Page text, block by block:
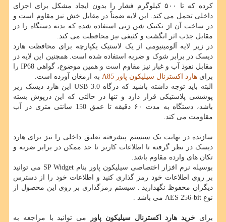
کرده که تا ۵۰۰ کیلوگرم فشار را بدون ایجاد مشکل برای اجزای
داخلی تحمل می کند. این لایه ضمناً در مقابل خش نیز مقاوم است و
در ساخت آن از تکنیک شن زنی استفاده شده که بدنه دستگاه را در
مقابل جذب اثر انگشت و کثیفی نیز محافظت می کند.
در زیر لایه آلومینیومی از یک لاستیک یکپارچه برای محافظت هارد
دیسک در برابر شوک و ضربه استفاده شده است. همچنین این لایه در
مقابل نفوذ آب و غبار نیز مقاوم است و همین موضوع، گواهی IP68 را
برای هارد اکسترنال سیلیکون پاور A85 به ارمغان آورده است.
البته باید توجه داشته باشید که درگاه USB 3.0 این هارد دیسک زیر
پوششی پلاستیکی قرار دارد و تنها در حالتی که این درپوش بسته
باشد، دستگاه به مدت ۶۰ دقیقه تا عمق 150 سانتی متری در آب
مقاومت می کند.
سازنده در نهایت یک سیستم پیشرفته تعلیق داخلی را نیز برای هارد
دیسک در نظر گرفته تا اطلاعات کاربر تا حد ممکن در برابر ضربه و
تکان های وارده مقاوم باشد.
بوسیله نرم افزار اختصاصی سیلیکون پاور بنام SP Widget می توانید
بر روی اطلاعات خود رمز گذاری کنید و اطلاعات خود را از دسترس
دیگران محفوظ نگهدارید . سیستم رمزگذاری بر روی این محصول از
نوع AES 256-bit می باشد .
برای خرید هارد اکسترنال سیلیکون پاور
می توانید با مراجعه به